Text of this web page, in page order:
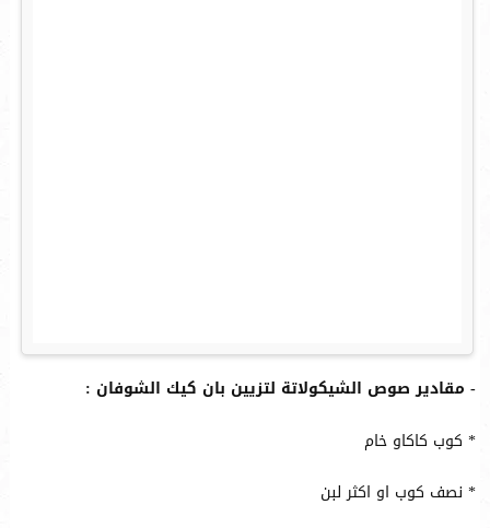
- مقادير صوص الشيكولاتة لتزيين بان كيك الشوفان :
* كوب كاكاو خام
* نصف كوب او اكثر لبن